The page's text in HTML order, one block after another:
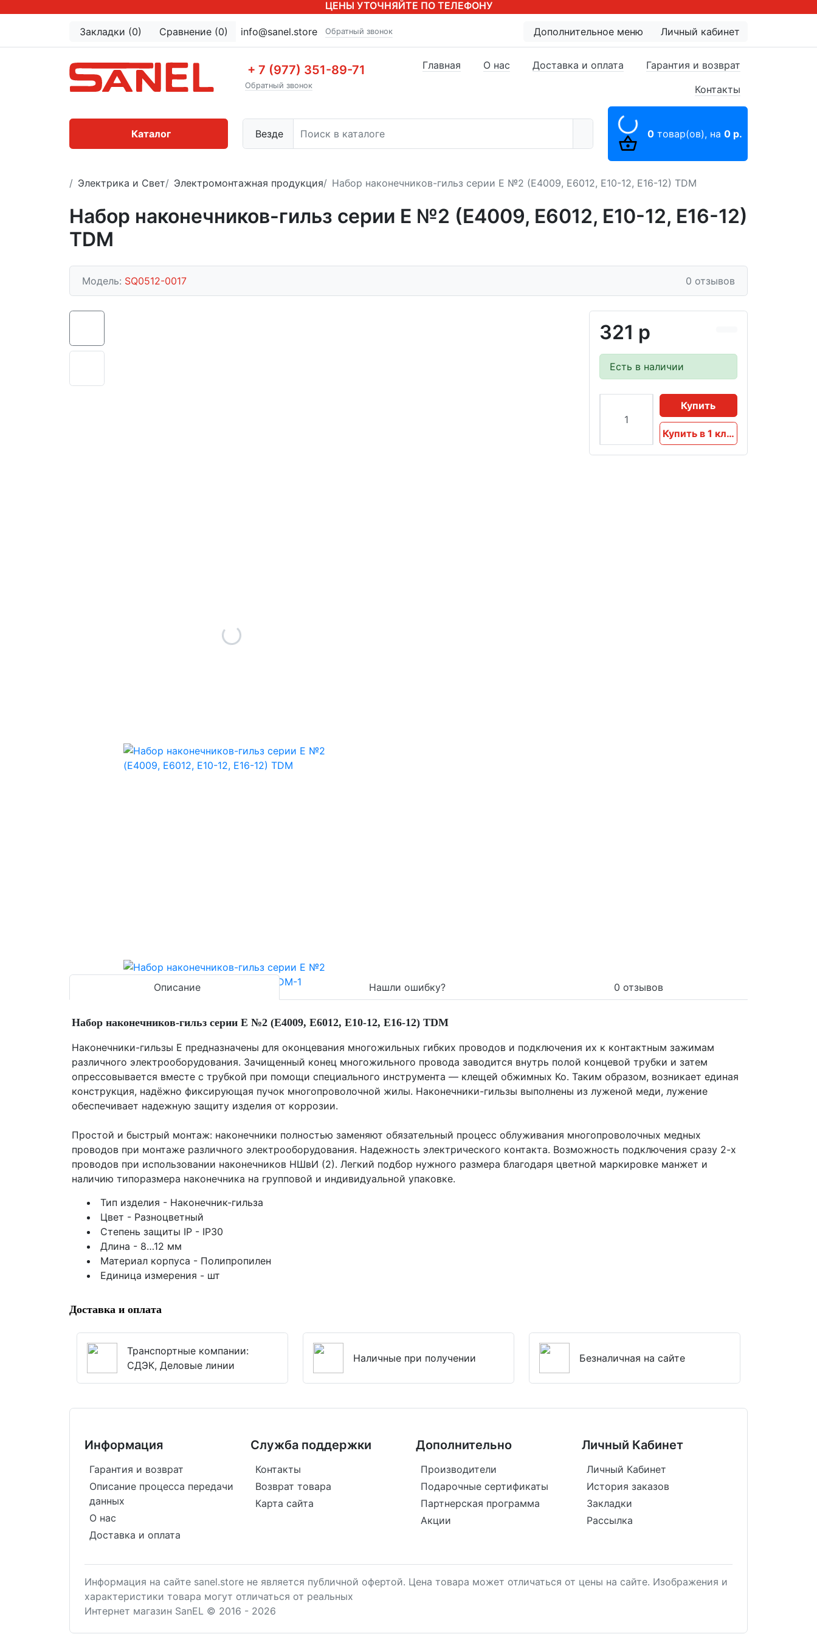
ЦЕНЫ УТОЧНЯЙТЕ ПО ТЕЛЕФОНУ
Закладки (0) Сравнение (0) info@sanel.store Обратный звонок Дополнительное меню Личный кабинет
+ 7 (977) 351-89-71
Обратный звонок
Везде
Главная О нас Доставка и оплата
Гарантия и возврат
Контакты
0 товар(ов), на 0 р.
Каталог
Электрика и Свет Электромонтажная продукция Набор наконечников-гильз серии Е №2 (Е4009, Е6012, Е10-12, Е16-12) TDM
Набор наконечников-гильз серии Е №2 (Е4009, Е6012, Е10-12, Е16-12)
TDM
Модель: SQ0512-0017 0 отзывов
321 р
Есть в наличии
Купить
Купить в 1 клик
Описание Нашли ошибку? 0 отзывов
Набор наконечников-гильз серии Е №2 (Е4009, Е6012, Е10-12, Е16-12) TDM
Наконечники-гильзы Е предназначены для оконцевания многожильных гибких проводов и подключения их к контактным зажимам
различного электрооборудования. Зачищенный конец многожильного провода заводится внутрь полой концевой трубки и затем
опрессовывается вместе с трубкой при помощи специального инструмента — клещей обжимных Ко. Таким образом, возникает единая
конструкция, надёжно фиксирующая пучок многопроволочной жилы. Наконечники-гильзы выполнены из луженой меди, лужение
обеспечивает надежную защиту изделия от коррозии.
Простой и быстрый монтаж: наконечники полностью заменяют обязательный процесс облуживания многопроволочных медных
проводов при монтаже различного электрооборудования. Надежность электрического контакта. Возможность подключения сразу 2-х
проводов при использовании наконечников НШвИ (2). Легкий подбор нужного размера благодаря цветной маркировке манжет и
наличию типоразмера наконечника на групповой и индивидуальной упаковке.
Тип изделия - Наконечник-гильза
Цвет - Разноцветный
Степень защиты IP - IP30
Длина - 8…12 мм
Материал корпуса - Полипропилен
Единица измерения - шт
Доставка и оплата
Транспортные компании:
СДЭК, Деловые линии
Наличные при получении Безналичная на сайте
Информация
Гарантия и возврат
Описание процесса передачи
данных
О нас
Доставка и оплата
Служба поддержки
Контакты
Возврат товара
Карта сайта
Дополнительно
Производители
Подарочные сертификаты
Партнерская программа
Акции
Личный Кабинет
Личный Кабинет
История заказов
Закладки
Рассылка
Информация на сайте sanel.store не является публичной офертой. Цена товара может отличаться от цены на сайте. Изображения и
характеристики товара могут отличаться от реальных
Интернет магазин SanEL © 2016 - 2026